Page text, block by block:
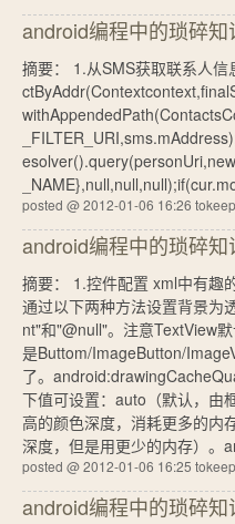
android编程中的琐碎知
摘要： 1.从SMS获取联系人
posted @ 2012-01-06 16:26 tokeep
android编程中的琐碎知
摘要： 1.控件配置 xml中有趣
通过以下两种方法设置背景为
nt"和"@null"。注意TextView
是Buttom/ImageButton/
了。
下值可设置：auto（默认，由
高的颜色深度，消耗更多的内
深度，但是用更少的内存）。
posted @ 2012-01-06 16:25 tokeep
android编程中的琐碎知